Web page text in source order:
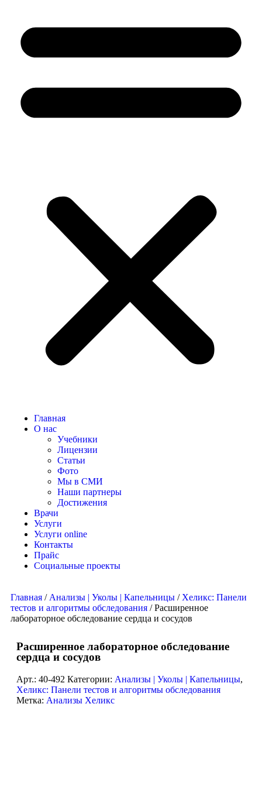
Главная
О нас
Учебники
Лицензии
Статьи
Фото
Мы в СМИ
Наши партнеры
Достижения
Врачи
Услуги
Услуги online
Контакты
Прайс
Социальные проекты
Главная / Анализы | Уколы | Капельницы / Хеликс: Панели
тестов и алгоритмы обследования / Расширенное
лабораторное обследование сердца и сосудов
Расширенное лабораторное обследование
сердца и сосудов
Арт.: 40-492 Категории: Анализы | Уколы | Капельницы,
Хеликс: Панели тестов и алгоритмы обследования
Метка: Анализы Хеликс